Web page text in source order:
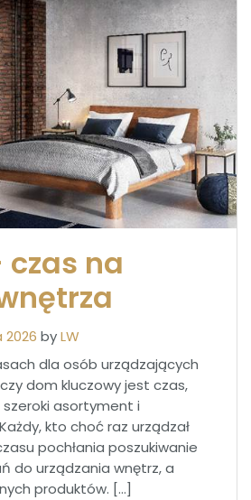
na
2026 byLW
dla osób urządzających
dom kluczowy jest czas,
asortyment i
kto choć raz urządzał
pochłania poszukiwanie
do urządzania wnętrz, a
produktów. […]